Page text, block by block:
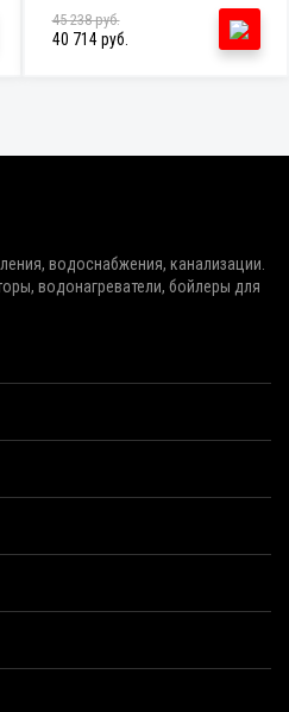
45 238 руб.
40 714 руб.
водоснабжения, канализации.
водонагреватели, бойлеры для